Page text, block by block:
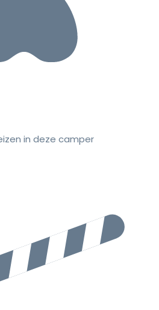
in deze camper